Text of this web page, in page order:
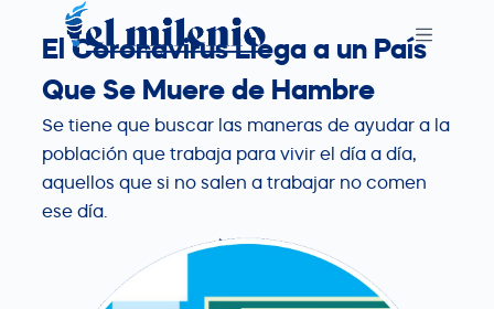
El Coronavirus Llega a un País
Que Se Muere de Hambre
Se tiene que buscar las maneras de ayudar a la
población que trabaja para vivir el día a día,
aquellos que si no salen a trabajar no comen
ese día.